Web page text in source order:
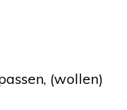
(wollen)